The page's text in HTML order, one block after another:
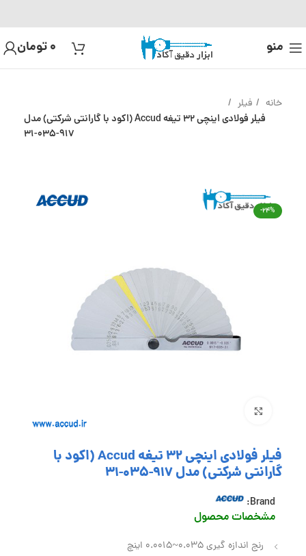
منو 0تومان
خانه فیلر
فیلر فولادی اینچی 32 تیغه Accud (اکود با گارانتی شرکتی) مدل
917-035-31
-24%
فیلر فولادی اینچی 32 تیغه Accud (اکود با
گارانتی شرکتی) مدل 917-035-31
Brand:
مشخصات محصول
رنج اندازه گیری 0.035~0.0015 اینچ